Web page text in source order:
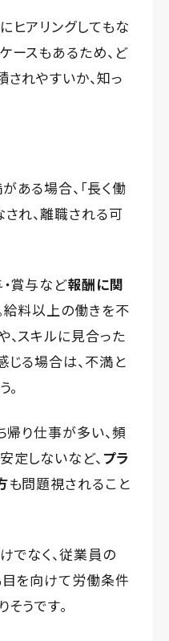
ヒアリングしてもな
ースもあるため、ど
れやすいか、知っ
る場合、「長く働
れ、離職される可
賞与など報酬に関
給料以上の働きを不
スキルに見合った
る場合は、不満と
帰り仕事が多い、頻
定しないなど、 プラ
も問題視されること
でなく、従業員の
目を向けて労働条件
うです。